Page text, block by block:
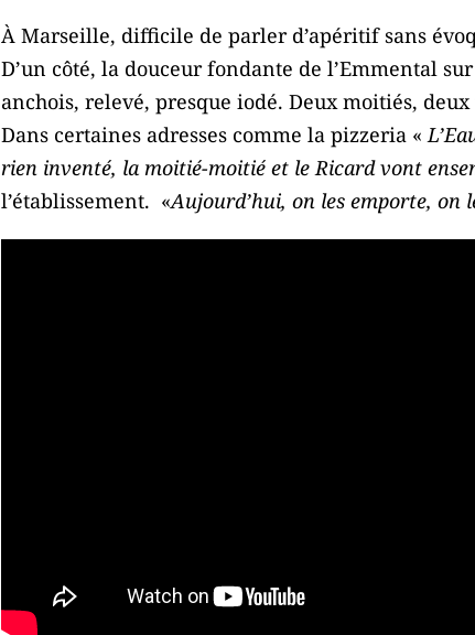
À Marseille, difficile de parler d’apéritif sans
D’un côté, la douceur fondante de l’Emmental
anchois, relevé, presque iodé. Deux moitiés,
Dans certaines adresses comme la pizzeria «
rien inventé, la moitié-moitié et le Ricard vont
l’établissement. «Aujourd’hui, on les emporte, on